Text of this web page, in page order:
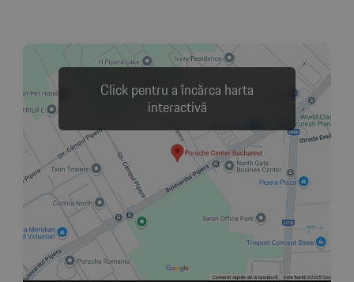
Click pentru a încărca harta
interactivă